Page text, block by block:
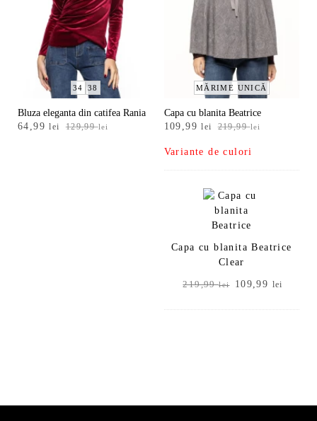
34 38
Bluza eleganta din catifea Rania
129,99lei
Prețul
64,99lei
Prețul
MĂRIME UNICĂ
Capa cu blanita Beatrice
219,99lei
Prețul
a
fost:
109,99lei
Prețul
este:
109,99 lei.
Variante de culori
Capa cu blanita Beatrice
Clear
219,99lei
Prețul
a
109,99 lei
este: